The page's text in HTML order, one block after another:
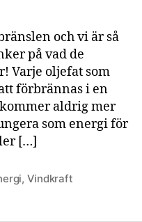
och vi är så
på vad de
Varje oljefat som
förbrännas i en
aldrig mer
som energi för
[…]
, Vindkraft